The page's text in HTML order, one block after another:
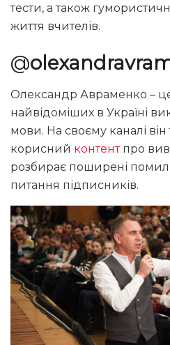
тести, а також
життя вчителів.
@
Олександр Авраменко –
найвідоміших в Україні
мови. На своєму каналі він
корисний контентпро
розбирає поширені
питання підписників.